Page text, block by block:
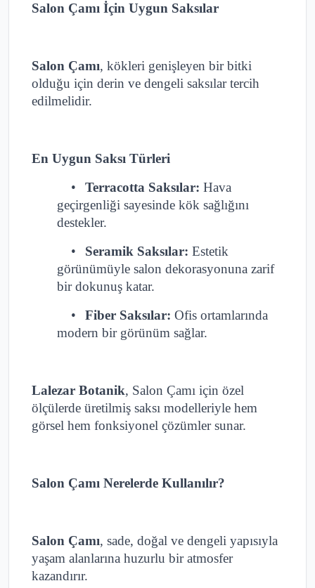
Salon Çamı İçin Uygun Saksılar
Salon Çamı, kökleri genişleyen bir bitki
olduğu için derin ve dengeli saksılar tercih
edilmelidir.
En Uygun Saksı Türleri
•
Terracotta Saksılar: Hava
geçirgenliği sayesinde kök sağlığını
destekler.
•
Seramik Saksılar: Estetik
görünümüyle salon dekorasyonuna zarif
bir dokunuş katar.
•
Fiber Saksılar: Ofis ortamlarında
modern bir görünüm sağlar.
Lalezar Botanik, Salon Çamı için özel
ölçülerde üretilmiş saksı modelleriyle hem
görsel hem fonksiyonel çözümler sunar.
Salon Çamı Nerelerde Kullanılır?
Salon Çamı, sade, doğal ve dengeli yapısıyla
yaşam alanlarına huzurlu bir atmosfer
kazandırır.